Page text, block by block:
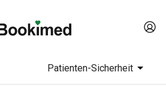
Patienten-Sicherheit